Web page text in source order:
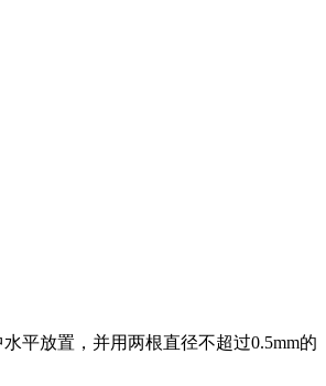
平放置，并用两根直径不超过0.5mm的